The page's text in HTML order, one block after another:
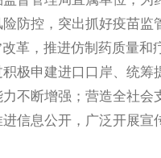
防控，突出抓好疫苗
革，推进仿制药质量
极申建进口口岸、统
不断增强；营造全社
信息公开，广泛开展宣